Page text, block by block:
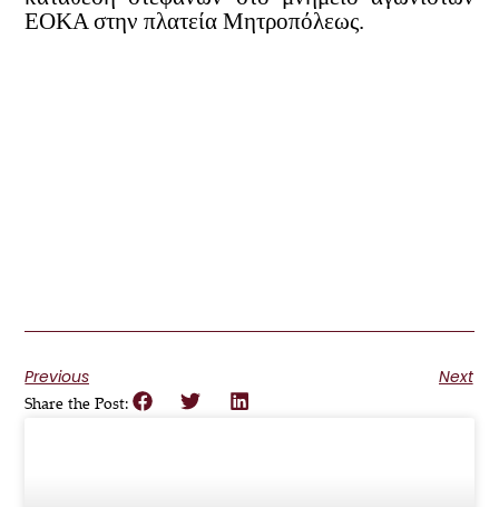
ΕΟΚΑ στην πλατεία Μητροπόλεως.
Previous Next
Share the Post: